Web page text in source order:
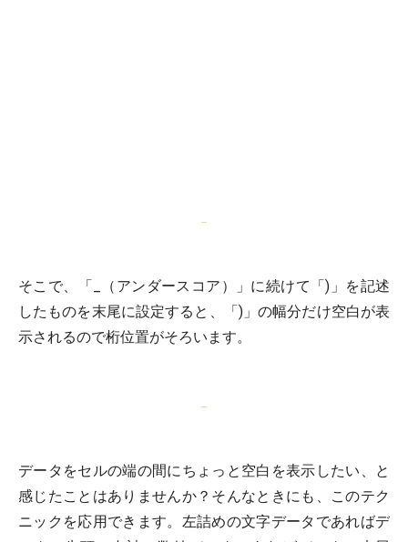
そこで、「_（アンダースコア）」に続けて「)」を記述
したものを末尾に設定すると、「)」の幅分だけ空白が表
示されるので桁位置がそろいます。
データをセルの端の間にちょっと空白を表示したい、と
感じたことはありませんか？そんなときにも、このテク
ニックを応用できます。左詰めの文字データであればデ